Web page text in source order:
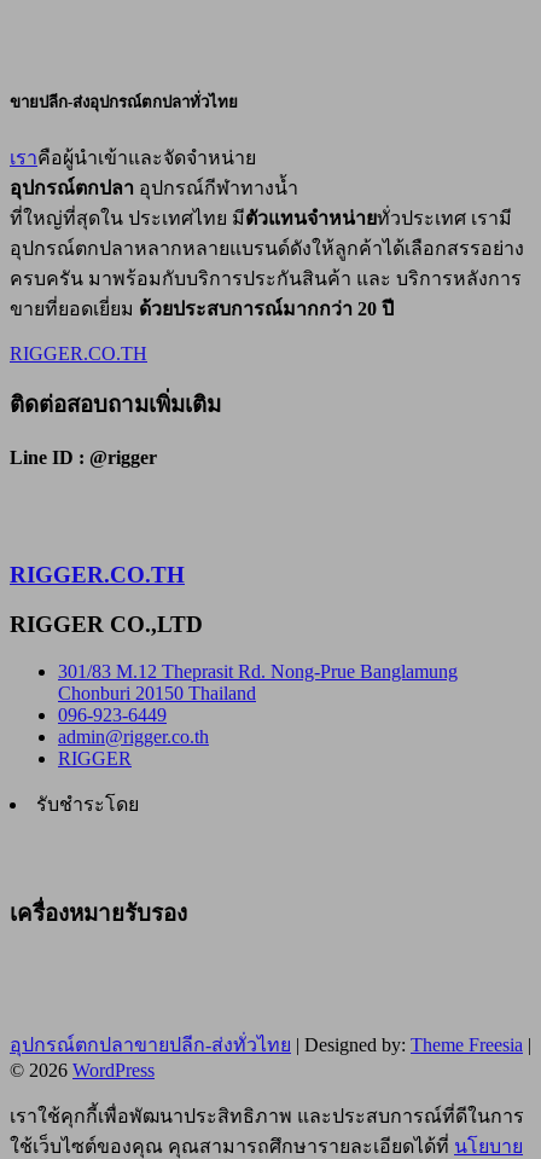
ขายปลีก-ส่งอุปกรณ์ตกปลาทั่วไทย
เราคือผู้นำเข้าและจัดจำหน่าย
อุปกรณ์ตกปลา อุปกรณ์กีฬาทางน้ำ
ที่ใหญ่ที่สุดใน ประเทศไทย มีตัวแทนจำหน่ายทั่วประเทศ เรามี
อุปกรณ์ตกปลาหลากหลายแบรนด์ดังให้ลูกค้าได้เลือกสรรอย่าง
ครบครัน มาพร้อมกับบริการประกันสินค้า และ บริการหลังการ
ขายที่ยอดเยี่ยม ด้วยประสบการณ์มากกว่า 20 ปี
RIGGER.CO.TH
ติดต่อสอบถามเพิ่มเติม
Line ID : @rigger
RIGGER.CO.TH
RIGGER CO.,LTD
301/83 M.12 Theprasit Rd. Nong-Prue Banglamung
Chonburi 20150 Thailand
096-923-6449
admin@rigger.co.th
RIGGER
รับชำระโดย
เครื่องหมายรับรอง
อุปกรณ์ตกปลาขายปลีก-ส่งทั่วไทย | Designed by: Theme Freesia |
© 2026 WordPress
เราใช้คุกกี้เพื่อพัฒนาประสิทธิภาพ และประสบการณ์ที่ดีในการ
ใช้เว็บไซต์ของคุณ คุณสามารถศึกษารายละเอียดได้ที่ นโยบาย